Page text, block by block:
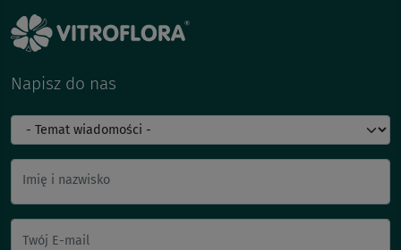
Napisz do nas
Imię i nazwisko
Twój E-mail